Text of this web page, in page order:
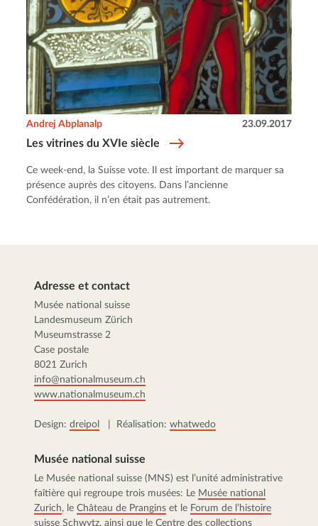
Les vitrines du XVIe siècle
Andrej Abplanalp 23.09.2017
Ce week-end, la Suisse vote. Il est important de marquer sa
présence auprès des citoyens. Dans l’ancienne
Confédération, il n’en était pas autrement.
Adresse et contact
Musée national suisse
Landesmuseum Zürich
Museumstrasse 2
Case postale
8021 Zurich
info@nationalmuseum.ch
www.nationalmuseum.ch
Design: dreipol | Réalisation: whatwedo
Musée national suisse
Le Musée national suisse (MNS) est l’unité administrative
faîtière qui regroupe trois musées: Le Musée national
Zurich, le Château de Prangins et le Forum de l’histoire
suisse Schwytz, ainsi que le Centre des collections